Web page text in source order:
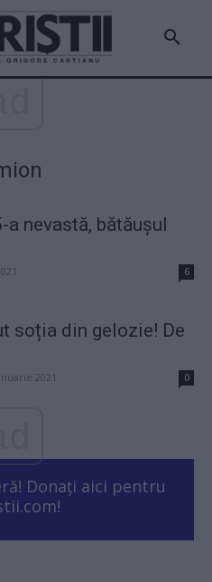
a nevastă, bătăușul
6
soția din gelozie! De
2021 0
Donați aici pentru